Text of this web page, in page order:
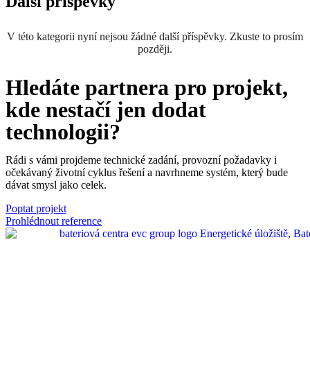
V této kategorii nyní nejsou žádné další příspěvky. Zkuste to prosím
později.
Hledáte partnera pro projekt,
kde nestačí jen dodat
technologii?
Rádi s vámi projdeme technické zadání, provozní požadavky i
očekávaný životní cyklus řešení a navrhneme systém, který bude
dávat smysl jako celek.
Poptat projekt
Prohlédnout reference